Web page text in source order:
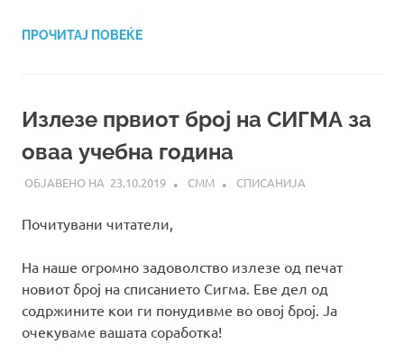
ПРОЧИТАЈ ПОВЕЌЕ
Излезе првиот број на СИГМА за
оваа учебна година
23.10.2019 СММ СПИСАНИЈА
Почитувани читатели,
На наше огромно задоволство излезе од печат
новиот број на списанието Сигма. Еве дел од
содржините кои ги понудивме во овој број. Ја
очекуваме вашата соработка!